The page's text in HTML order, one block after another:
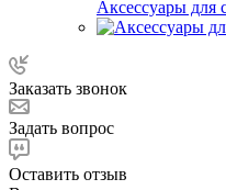
Аксессуары для
Заказать звонок
Задать вопрос
Оставить отзыв